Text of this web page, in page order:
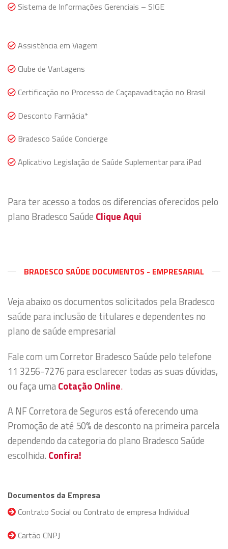
Sistema de Informações Gerenciais – SIGE
Assistência em Viagem
Clube de Vantagens
Certificação no Processo de Caçapavaditação no Brasil
Desconto Farmácia*
Bradesco Saúde Concierge
Aplicativo Legislação de Saúde Suplementar para iPad
Para ter acesso a todos os diferencias oferecidos pelo
plano Bradesco Saúde Clique Aqui
BRADESCO SAÚDE DOCUMENTOS - EMPRESARIAL
Veja abaixo os documentos solicitados pela Bradesco
saúde para inclusão de titulares e dependentes no
plano de saúde empresarial
Fale com um Corretor Bradesco Saúde pelo telefone
11 3256-7276 para esclarecer todas as suas dúvidas,
ou faça umaCotação Online.
A NF Corretora de Seguros está oferecendo uma
Promoção de até 50% de desconto na primeira parcela
dependendo da categoria do plano Bradesco Saúde
escolhida. Confira!
Documentos da Empresa
Contrato Social ou Contrato de empresa Individual
Cartão CNPJ